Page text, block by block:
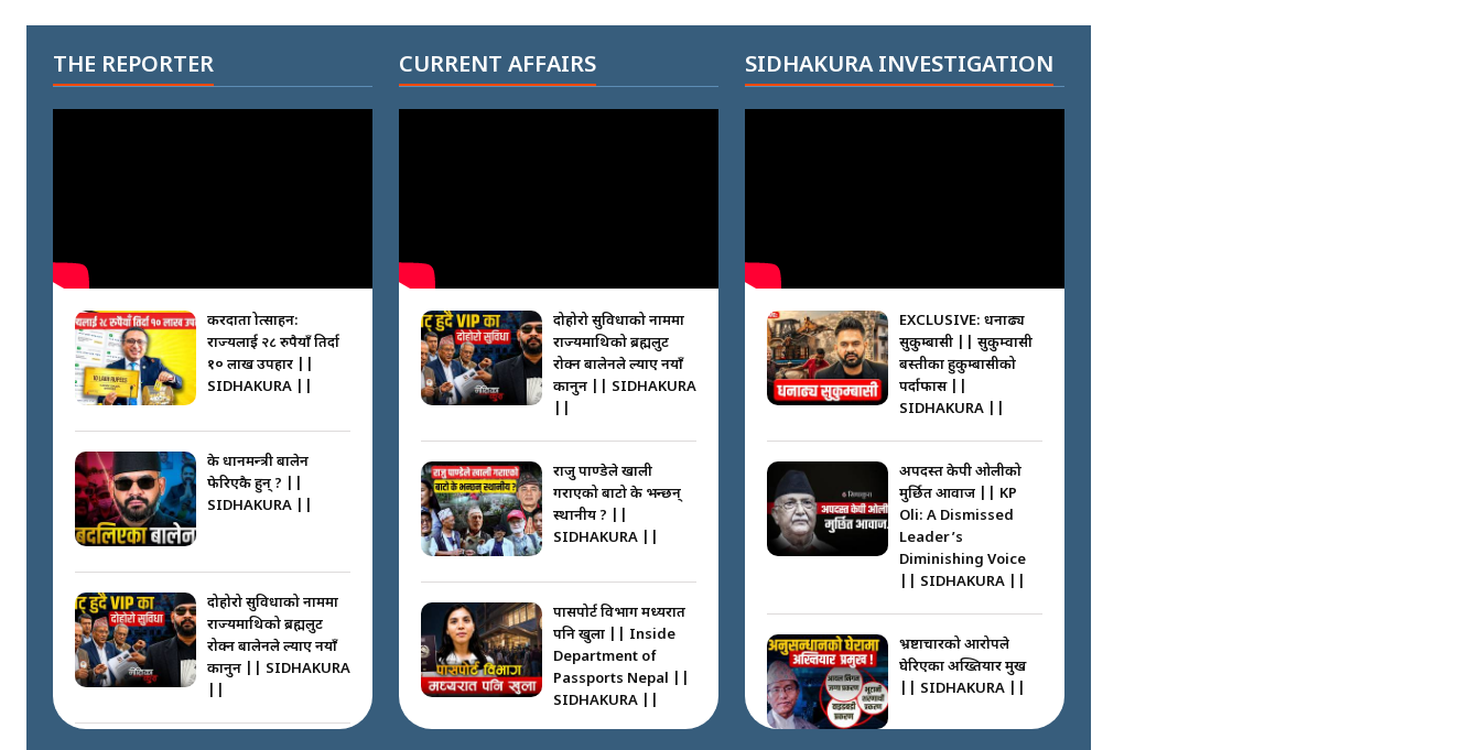
THE REPORTER
करदाता प्रोत्साहन:
राज्यलाई २८ रुपैयाँ तिर्दा
१० लाख उपहार ||
SIDHAKURA ||
के प्रधानमन्त्री बालेन
फेरिएकै हुन् ? ||
SIDHAKURA ||
दोहोरो सुविधाको नाममा
राज्यमाथिको ब्रह्मलुट
रोक्न बालेनले ल्याए नयाँ
कानुन || SIDHAKURA
CURRENT AFFAIRS
दोहोरो सुविधाको नाममा
राज्यमाथिको ब्रह्मलुट
रोक्न बालेनले ल्याए नयाँ
कानुन || SIDHAKURA
राजु पाण्डेले खाली
गराएको बाटो के भन्छन्
स्थानीय ? ||
SIDHAKURA ||
पासपोर्ट विभाग मध्यरात
पनि खुला || Inside
Department of
Passports Nepal ||
SIDHAKURA ||
SIDHAKURA INVESTIGATION
EXCLUSIVE: धनाढ्य
सुकुम्बासी || सुकुम्वासी
बस्तीका हुकुम्बासीको
पर्दाफास ||
SIDHAKURA ||
अपदस्त केपी ओलीको
मुर्छित आवाज || KP
Oli: A Dismissed
Leader’s
Diminishing Voice
|| SIDHAKURA ||
भ्रष्टाचारको आरोपले
घेरिएका अख्तियार प्रमुख
|| SIDHAKURA ||